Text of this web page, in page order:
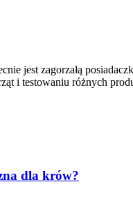
jest zagorzałą
i testowaniu różnych
dla krów?